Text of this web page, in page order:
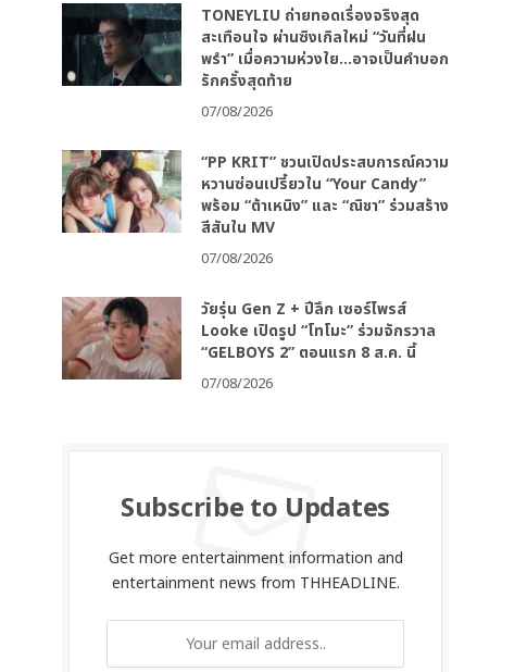
TONEYLIU ถ่ายทอดเรื่องจริงสุด
สะเทือนใจ ผ่านซิงเกิลใหม่ “วันที่ฝน
พรำ” เมื่อความห่วงใย…อาจเป็นคำบอก
รักครั้งสุดท้าย
07/08/2026
“PP KRIT” ชวนเปิดประสบการณ์ความ
หวานซ่อนเปรี้ยวใน “Your Candy”
พร้อม “ต้าเหนิง” และ “ณิชา” ร่วมสร้าง
สีสันใน MV
07/08/2026
วัยรุ่น Gen Z + ปีลึก เซอร์ไพรส์
Looke เปิดรูป “โทโมะ” ร่วมจักรวาล
“GELBOYS 2” ตอนแรก 8 ส.ค. นี้
07/08/2026
Subscribe to Updates
Get more entertainment information and
entertainment news from THHEADLINE.